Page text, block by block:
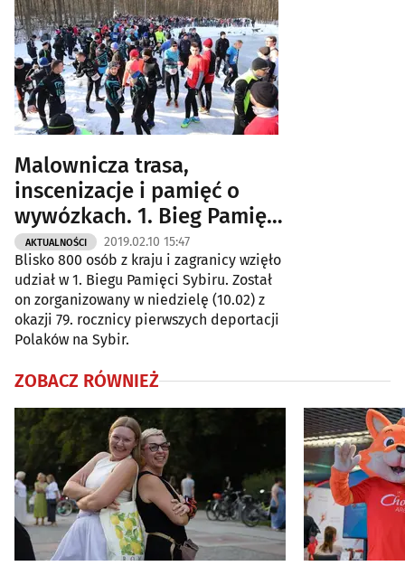
Malownicza trasa,
inscenizacje i pamięć o
wywózkach. 1. Bieg Pamięci
Sybiru [ZDJĘCIA]
AKTUALNOŚCI 2019.02.10 15:47
Blisko 800 osób z kraju i zagranicy wzięło
udział w 1. Biegu Pamięci Sybiru. Został
on zorganizowany w niedzielę (10.02) z
okazji 79. rocznicy pierwszych deportacji
Polaków na Sybir.
ZOBACZ RÓWNIEŻ